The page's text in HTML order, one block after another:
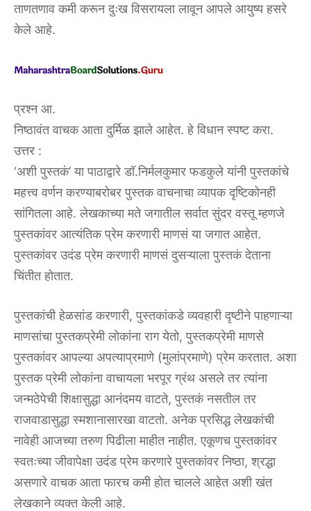
ताणतणाव कमी करून दुःख विसरायला लावून आपले आयुष्य हसरे
केले आहे.
प्रश्न आ.
निष्ठावंत वाचक आता दुर्मिळ झाले आहेत. हे विधान स्पष्ट करा.
उत्तर :
‘अशी पुस्तकं’ या पाठाद्वारे डॉ.निर्मलकुमार फडकुले यांनी पुस्तकांचे
महत्त्व वर्णन करण्याबरोबर पुस्तक वाचनाचा व्यापक दृष्टिकोनही
सांगितला आहे. लेखकाच्या मते जगातील सर्वात सुंदर वस्तू म्हणजे
पुस्तकांवर आत्यंतिक प्रेम करणारी माणसं या जगात आहेत.
पुस्तकांवर उदंड प्रेम करणारी माणसं दुसऱ्याला पुस्तकं देताना
चिंतीत होतात.
पुस्तकांची हेळसांड करणारी, पुस्तकांकडे व्यवहारी दृष्टीने पाहणाऱ्या
माणसांचा पुस्तकप्रेमी लोकांना राग येतो, पुस्तकप्रेमी माणसे
पुस्तकांवर आपल्या अपत्याप्रमाणे (मुलांप्रमाणे) प्रेम करतात. अशा
पुस्तक प्रेमी लोकांना वाचायला भरपूर ग्रंथ असले तर त्यांना
जन्मठेपेची शिक्षासुद्धा आनंदमय वाटते, पुस्तकं नसतील तर
राजवाडासुद्धा स्मशानासारखा वाटतो. अनेक प्रसिद्ध लेखकांची
नावेही आजच्या तरुण पिढीला माहीत नाहीत. एकूणच पुस्तकांवर
स्वतःच्या जीवापेक्षा उदंड प्रेम करणारे पुस्तकांवर निष्ठा, श्रद्धा
असणारे वाचक आता फारच कमी होत चालले आहेत अशी खंत
लेखकाने व्यक्त केली आहे.